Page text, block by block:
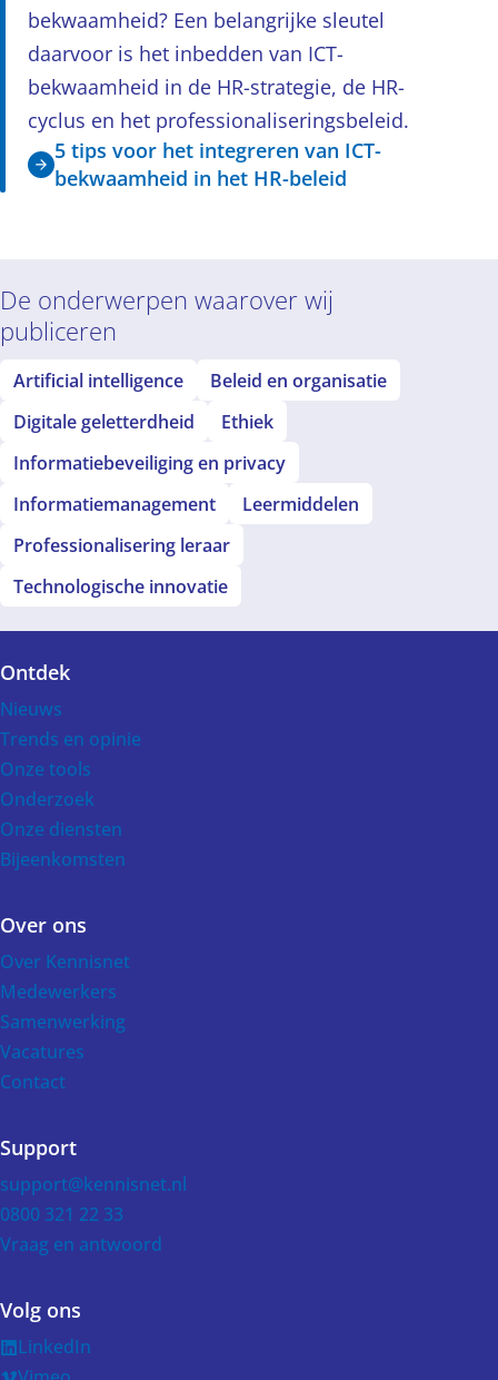
bekwaamheid? Een belangrijke sleutel
daarvoor is het inbedden van ICT-
bekwaamheid in de HR-strategie, de HR-
cyclus en het professionaliseringsbeleid.
5 tips voor het integreren van ICT-
bekwaamheid in het HR-beleid
De onderwerpen waarover wij
publiceren
Artificial intelligence
Beleid en organisatie
Digitale geletterdheid
Ethiek
Informatiebeveiliging en privacy
Informatiemanagement
Leermiddelen
Professionalisering leraar
Technologische innovatie
Voet
Ontdek
Nieuws
Trends en opinie
Onze tools
Onderzoek
Onze diensten
Bijeenkomsten
Over ons
Over Kennisnet
Medewerkers
Samenwerking
Vacatures
Contact
Support
support@kennisnet.nl
0800 321 22 33
Vraag en antwoord
Volg ons
LinkedIn